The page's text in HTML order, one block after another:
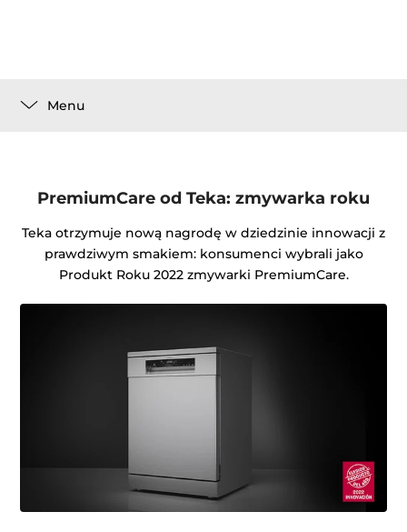
Menu
PremiumCare od Teka: zmywarka roku
Teka otrzymuje nową nagrodę w dziedzinie innowacji z
prawdziwym smakiem: konsumenci wybrali jako
Produkt Roku 2022 zmywarki PremiumCare.